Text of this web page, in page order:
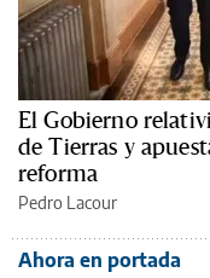
El Gobierno
de Tierras y
reforma
Pedro Lacour
Ahora en portada